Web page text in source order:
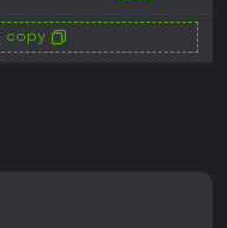
copy